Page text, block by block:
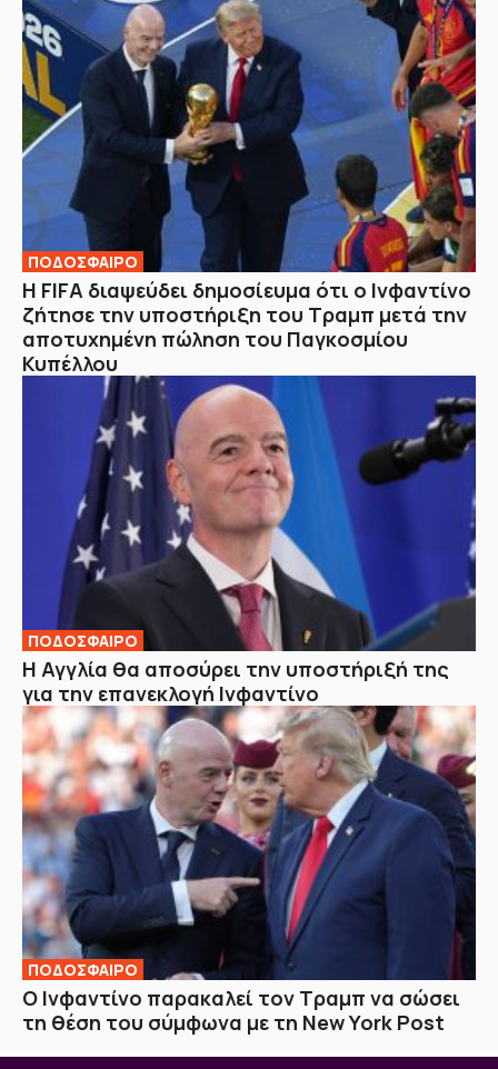
ΠΟΔΟΣΦΑΙΡΟ
Η FIFA διαψεύδει δημοσίευμα ότι ο Ινφαντίνο
ζήτησε την υποστήριξη του Τραμπ μετά την
αποτυχημένη πώληση του Παγκοσμίου
Κυπέλλου
ΠΟΔΟΣΦΑΙΡΟ
H Αγγλία θα αποσύρει την υποστήριξή της
για την επανεκλογή Ινφαντίνο
ΠΟΔΟΣΦΑΙΡΟ
Ο Ινφαντίνο παρακαλεί τον Τραμπ να σώσει
τη θέση του σύμφωνα με τη New York Post